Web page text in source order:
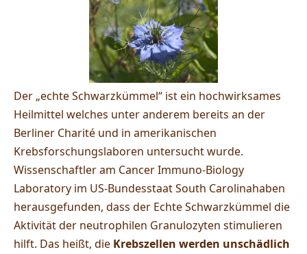
Der „echte Schwarzkümmel“ ist ein hochwirksames
Heilmittel welches unter anderem bereits an der
Berliner Charité und in amerikanischen
Krebsforschungslaboren untersucht wurde.
Wissenschaftler am Cancer Immuno-Biology
Laboratory im US-Bundesstaat South Carolinahaben
herausgefunden, dass der Echte Schwarzkümmel die
Aktivität der neutrophilen Granulozyten stimulieren
hilft. Das heißt, die Krebszellen werden unschädlich